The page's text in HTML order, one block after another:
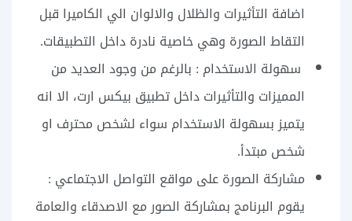
اضافة التأثيرات والظلال والالوان الي الكاميرا قبل
التقاط الصورة وهي خاصية نادرة داخل التطبيقات.
سهولة الاستخدام : بالرغم من وجود العديد من
المميزات والتأثيرات داخل تطبيق بيكس ارت، الا انه
يتميز بسهولة الاستخدام سواء لشخص محترف او
شخص مبتدأ.
مشاركة الصورة على مواقع التواصل الاجتماعي :
يقوم البرنامج بمشاركة الصور مع الاصدقاء والعامة